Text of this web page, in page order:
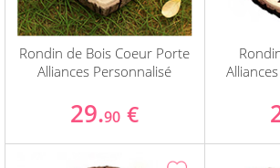
Rondin de Bois Coeur Porte
Alliances Personnalisé
29.90 €